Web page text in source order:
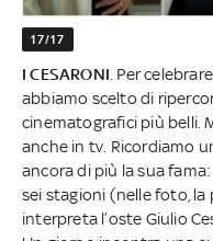
17/17
I CESARONI . Per
abbiamo scelto di
cinematografici più belli.
anche in tv. Ricordiamo
ancora di più la sua fama:
sei stagioni (nelle foto, la
interpreta l’oste Giulio